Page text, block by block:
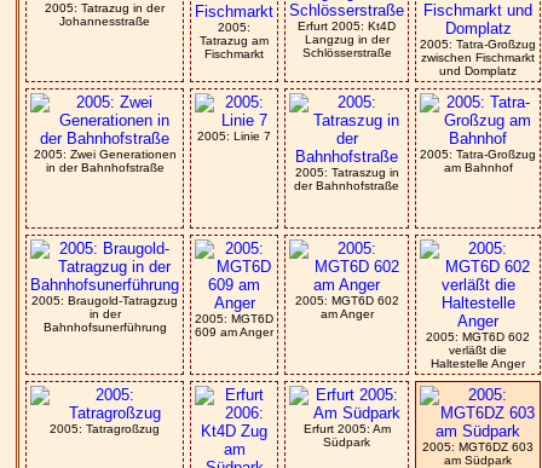
2005: Tatrazug in der
Johannesstraße
2005:
Tatrazug am
Fischmarkt
Erfurt 2005: Kt4D
Langzug in der
Schlösserstraße
2005: Tatra-Großzug
zwischen Fischmarkt
und Domplatz
2005: Zwei Generationen
in der Bahnhofstraße
2005: Linie 7
2005: Tatraszug in
der Bahnhofstraße
2005: Tatra-Großzug
am Bahnhof
2005: Braugold-Tatragzug
in der
Bahnhofsunerführung
2005: MGT6D
609 am Anger
2005: MGT6D 602
am Anger
2005: MGT6D 602
verläßt die
Haltestelle Anger
2005: Tatragroßzug
Erfurt 2005: Am
Südpark
2005: MGT6DZ 603
am Südpark